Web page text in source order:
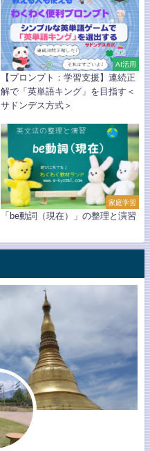
AI活用
【プロンプト：学習支援】連続正
解で「英単語キング」を目指す＜
サドンデス方式＞
家庭学習
「be動詞（現在）」の整理と演習